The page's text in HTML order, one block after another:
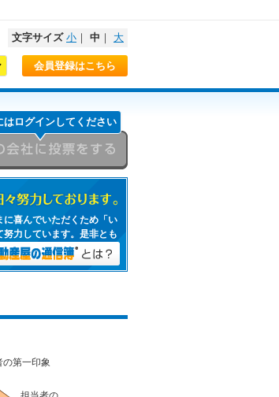
文字サイズ 小 ｜ 中 ｜ 大
会員登録はこちら
会社に投票をする
はログインしてください
す。
喜んでいただくため「い
力しています。是非とも
の通信簿とは？